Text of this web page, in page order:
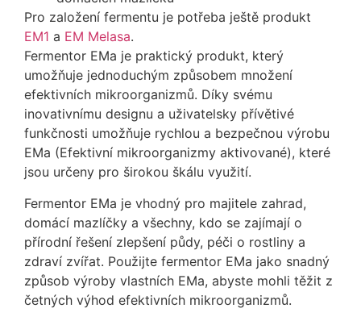
Pro založení fermentu je potřeba ještě produkt
EM1 a EM Melasa.
Fermentor EMa je ​​praktický produkt, který
umožňuje jednoduchým způsobem množení
efektivních mikroorganizmů. Díky svému
inovativnímu designu a uživatelsky přívětivé
funkčnosti umožňuje rychlou a bezpečnou výrobu
EMa (Efektivní mikroorganizmy aktivované), které
jsou určeny pro širokou škálu využití.
Fermentor EMa je ​​vhodný pro majitele zahrad,
domácí mazlíčky a všechny, kdo se zajímají o
přírodní řešení zlepšení půdy, péči o rostliny a
zdraví zvířat. Použijte fermentor EMa jako snadný
způsob výroby vlastních EMa, abyste mohli těžit z
četných výhod efektivních mikroorganizmů.